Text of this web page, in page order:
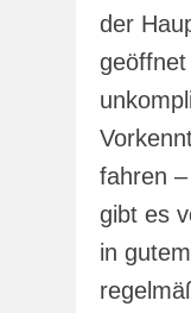
der
fahren
gibt es
in